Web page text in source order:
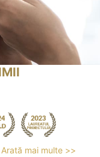
Arată mai multe >>